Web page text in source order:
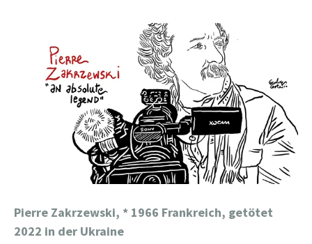
Pierre Zakrzewski, * 1966 Frankreich, getötet
2022 in der Ukraine